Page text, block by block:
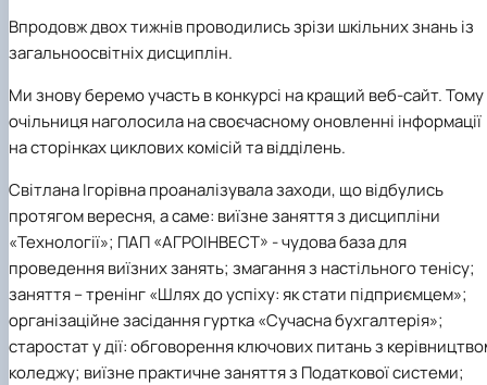
Впродовж двох тижнів проводились зрізи шкільних знань із
загальноосвітніх дисциплін.
Ми знову беремо участь в конкурсі на кращий веб-сайт. Тому
очільниця наголосила на своєчасному оновленні інформації
на сторінках циклових комісій та відділень.
Світлана Ігорівна проаналізувала заходи, що відбулись
протягом вересня, а саме: виїзне заняття з дисципліни
«Технології»; ПАП «АГРОІНВЕСТ» - чудова база для
проведення виїзних занять; змагання з настільного тенісу;
заняття – тренінг «Шлях до успіху: як стати підприємцем»;
організаційне засідання гуртка «Сучасна бухгалтерія»;
старостат у дії: обговорення ключових питань з
коледжу; виїзне практичне заняття з Податкової системи;